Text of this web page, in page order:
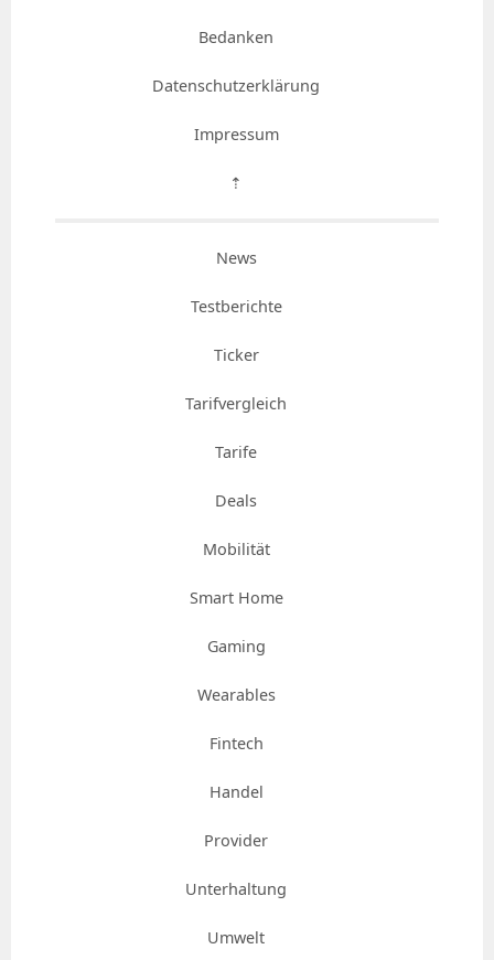
Bedanken
Datenschutzerklärung
Impressum
⇡
News
Testberichte
Ticker
Tarifvergleich
Tarife
Deals
Mobilität
Smart Home
Gaming
Wearables
Fintech
Handel
Provider
Unterhaltung
Umwelt